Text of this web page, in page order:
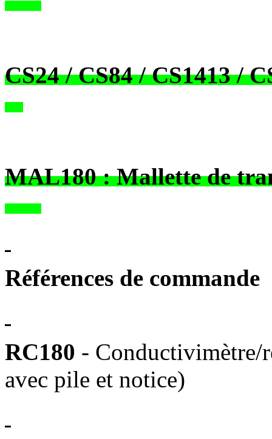
CS24 / CS84 /
MAL180 :
Références de commande
RC180 - Conductivimètre/
avec pile et notice)